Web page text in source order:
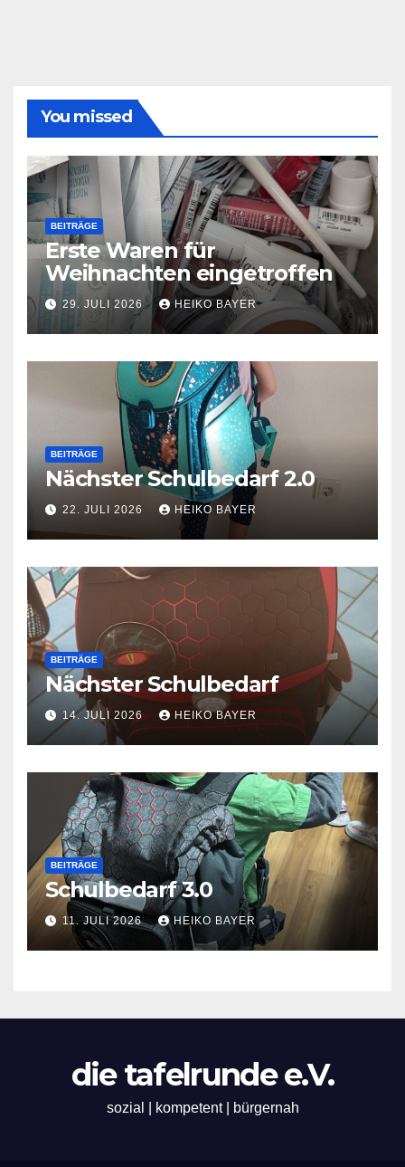
You missed
BEITRÄGE
Erste Waren für
Weihnachten eingetroffen
29. JULI 2026 HEIKO BAYER
BEITRÄGE
Nächster Schulbedarf 2.0
22. JULI 2026 HEIKO BAYER
BEITRÄGE
Nächster Schulbedarf
14. JULI 2026 HEIKO BAYER
BEITRÄGE
Schulbedarf 3.0
11. JULI 2026 HEIKO BAYER
die tafelrunde e.V.
sozial | kompetent | bürgernah